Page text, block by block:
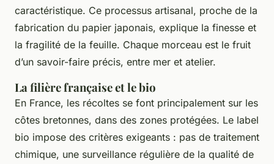
caractéristique. Ce processus artisanal, proche de la
fabrication du papier japonais, explique la finesse et
la fragilité de la feuille. Chaque morceau est le fruit
d’un savoir-faire précis, entre mer et atelier.
La filière française et le bio
En France, les récoltes se font principalement sur les
côtes bretonnes, dans des zones protégées. Le label
bio impose des critères exigeants : pas de traitement
chimique, une surveillance régulière de la qualité de